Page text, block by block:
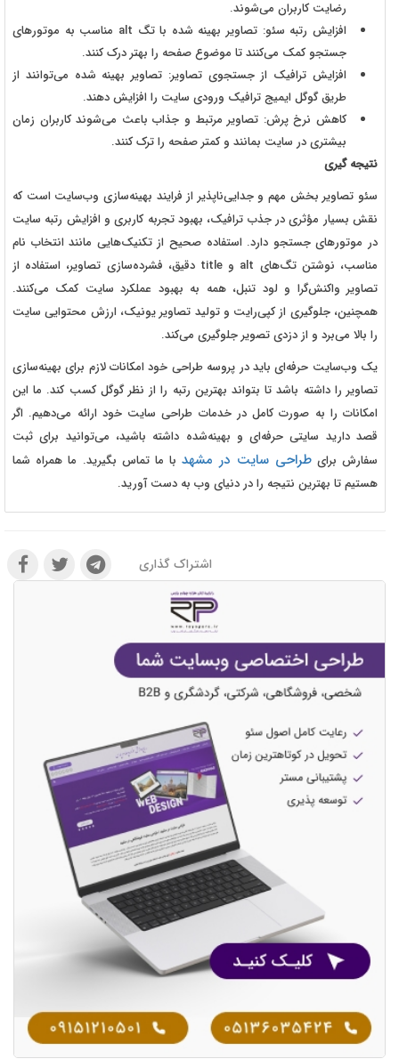
رضایت کاربران می‌شوند.
افزایش رتبه سئو: تصاویر بهینه‌ شده با تگ alt مناسب به موتورهای
جستجو کمک می‌کنند تا موضوع صفحه را بهتر درک کنند.
افزایش ترافیک از جستجوی تصاویر: تصاویر بهینه شده می‌توانند از
طریق گوگل ایمیج ترافیک ورودی سایت را افزایش دهند.
کاهش نرخ پرش: تصاویر مرتبط و جذاب باعث می‌شوند کاربران زمان
بیشتری در سایت بمانند و کمتر صفحه را ترک کنند.
نتیجه گیری
سئو تصاویر بخش مهم و جدایی‌ناپذیر از فرایند بهینه‌سازی وب‌سایت است که
نقش بسیار مؤثری در جذب ترافیک، بهبود تجربه کاربری و افزایش رتبه سایت
در موتورهای جستجو دارد. استفاده صحیح از تکنیک‌هایی مانند انتخاب نام
مناسب، نوشتن تگ‌های alt و title دقیق، فشرده‌سازی تصاویر، استفاده از
تصاویر واکنش‌گرا و لود تنبل، همه به بهبود عملکرد سایت کمک می‌کنند.
همچنین، جلوگیری از کپی‌رایت و تولید تصاویر یونیک، ارزش محتوایی سایت
را بالا می‌برد و از دزدی تصویر جلوگیری می‌کند.
یک وب‌سایت حرفه‌ای باید در پروسه طراحی خود امکانات لازم برای بهینه‌سازی
تصاویر را داشته باشد تا بتواند بهترین رتبه را از نظر گوگل کسب کند. ما این
امکانات را به صورت کامل در خدمات طراحی سایت خود ارائه می‌دهیم. اگر
قصد دارید سایتی حرفه‌ای و بهینه‌شده داشته باشید، می‌توانید برای ثبت
سفارش برایطراحی سایت در مشهدبا ما تماس بگیرید. ما همراه شما
هستیم تا بهترین نتیجه را در دنیای وب به دست آورید.
اشتراک گذاری